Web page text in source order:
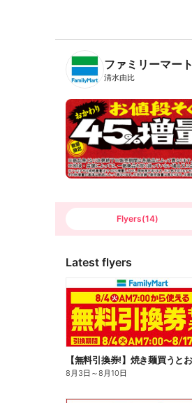
B
n
T
ファミリーマート
清水由比
Flyers(14)
Latest flyers
8月3日 ～8月10日